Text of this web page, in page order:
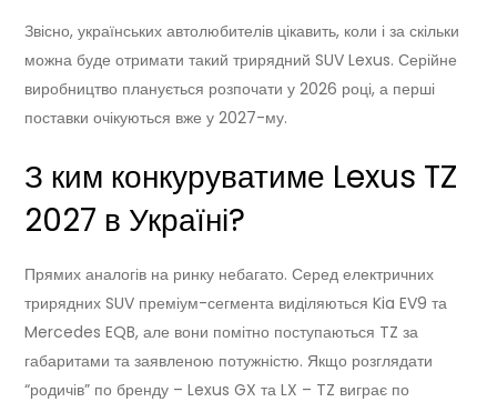
Звісно, українських автолюбителів цікавить, коли і за скільки
можна буде отримати такий трирядний SUV Lexus. Серійне
виробництво планується розпочати у 2026 році, а перші
поставки очікуються вже у 2027-му.
З ким конкуруватиме Lexus TZ
2027 в Україні?
Прямих аналогів на ринку небагато. Серед електричних
трирядних SUV преміум-сегмента виділяються Kia EV9 та
Mercedes EQB, але вони помітно поступаються TZ за
габаритами та заявленою потужністю. Якщо розглядати
“родичів” по бренду – Lexus GX та LX – TZ виграє по